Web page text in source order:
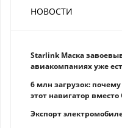
НОВОСТИ
Starlink Маска
авиакомпаниях уже
6 млн загрузок:
этот навигатор вместо
Экспорт